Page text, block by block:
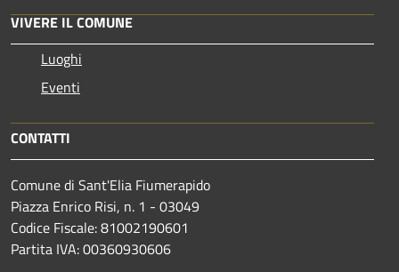
VIVERE IL COMUNE
Luoghi
Eventi
CONTATTI
Comune di Sant'Elia Fiumerapido
Piazza Enrico Risi, n. 1 - 03049
Codice Fiscale: 81002190601
Partita IVA: 00360930606